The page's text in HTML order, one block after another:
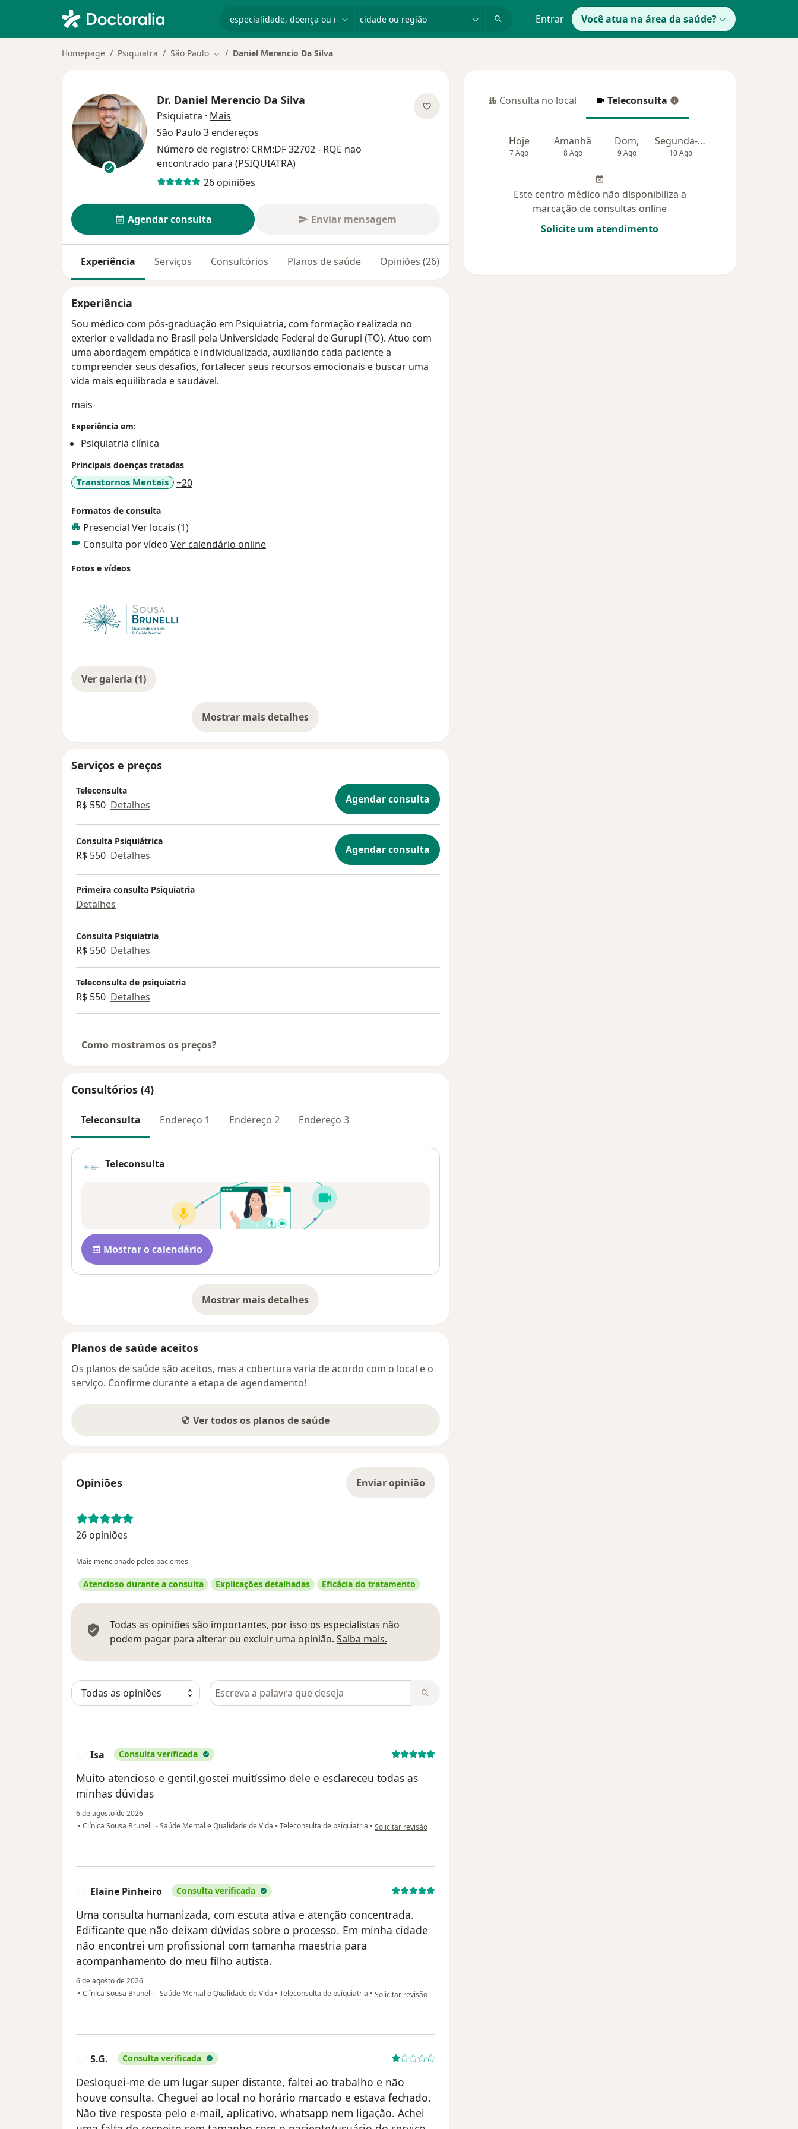
Entrar Você atua na área da saúde?
Homepage Psiquiatra São Paulo Mudar de cidade
Daniel Merencio Da Silva
Dr. Daniel Merencio Da Silva
Psiquiatra · Mais
São Paulo 3 endereços
Número de registro: CRM:DF 32702 - RQE nao
encontrado para (PSIQUIATRA)
26 opiniões
Agendar consulta Enviar mensagem
Experiência Serviços Consultórios Planos de saúde Opiniões (26)
Experiência
Sou médico com pós-graduação em Psiquiatria, com formação realizada no
exterior e validada no Brasil pela Universidade Federal de Gurupi (TO). Atuo com
uma abordagem empática e individualizada, auxiliando cada paciente a
compreender seus desafios, fortalecer seus recursos emocionais e buscar uma
vida mais equilibrada e saudável.
mais
Experiência em:
Psiquiatria clínica
Principais doenças tratadas
Transtornos Mentais +20a11y_sr_more_diseases
Formatos de consulta
Presencial Ver locais (1)
Consulta por vídeo Ver calendário online
Fotos e vídeos
Ver galeria (1)
Mostrar mais detalhes
sobre a experiência
Serviços e preços
Teleconsulta
R$ 550 Detalhes Agendar consulta
Consulta Psiquiátrica
R$ 550 Detalhes Agendar consulta
Primeira consulta Psiquiatria
Detalhes
Consulta Psiquiatria
R$ 550 Detalhes
Teleconsulta de psiquiatria
R$ 550 Detalhes
Como mostramos os preços?
Consultórios (4)
Teleconsulta Endereço 1 Endereço 2 Endereço 3
Teleconsulta
Disponibilidade
Mostrar o calendário
Mostrar mais detalhes
sobre o endereço
Planos de saúde aceitos
Os planos de saúde são aceitos, mas a cobertura varia de acordo com o local e o
serviço. Confirme durante a etapa de agendamento!
Ver todos os planos de saúde
Opiniões Enviar opinião
26 opiniões
Mais mencionado pelos pacientes
Atencioso durante a consulta Explicações detalhadas Eficácia do tratamento
Todas as opiniões são importantes, por isso os especialistas não
podem pagar para alterar ou excluir uma opinião. Saiba mais.
Pesquisar em opiniões
Isa Consulta verificada
Muito atencioso e gentil,gostei muitíssimo dele e esclareceu todas as
minhas dúvidas
6 de agosto de 2026
• Clínica Sousa Brunelli - Saúde Mental e Qualidade de Vida • Teleconsulta de psiquiatria • na opinião do utilizador Isa
Solicitar revisão
Elaine Pinheiro Consulta verificada
Uma consulta humanizada, com escuta ativa e atenção concentrada.
Edificante que não deixam dúvidas sobre o processo. Em minha cidade
não encontrei um profissional com tamanha maestria para
acompanhamento do meu filho autista.
6 de agosto de 2026
• Clínica Sousa Brunelli - Saúde Mental e Qualidade de Vida • Teleconsulta de psiquiatria • na opinião do utilizador Elaine Pinheiro
Solicitar revisão
S.G. Consulta verificada
Desloquei-me de um lugar super distante, faltei ao trabalho e não
houve consulta. Cheguei ao local no horário marcado e estava fechado.
Não tive resposta pelo e-mail, aplicativo, whatsapp nem ligação. Achei
Consulta no local
Consulta no local Teleconsulta
Teleconsulta
Hoje
7 Ago
Amanhã
8 Ago
Dom,
9 Ago
Segunda-feira
10 Ago
Este centro médico não disponibiliza a
marcação de consultas online
Solicite um atendimento